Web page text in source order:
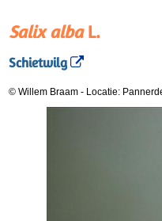
Salix albaL.
Schietwilg
© Willem Braam - Locatie: